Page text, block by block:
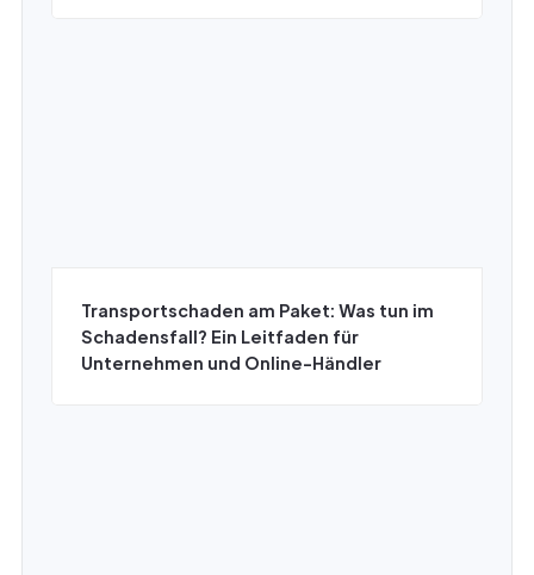
Transportschaden am Paket: Was tun im
Schadensfall? Ein Leitfaden für
Unternehmen und Online-Händler